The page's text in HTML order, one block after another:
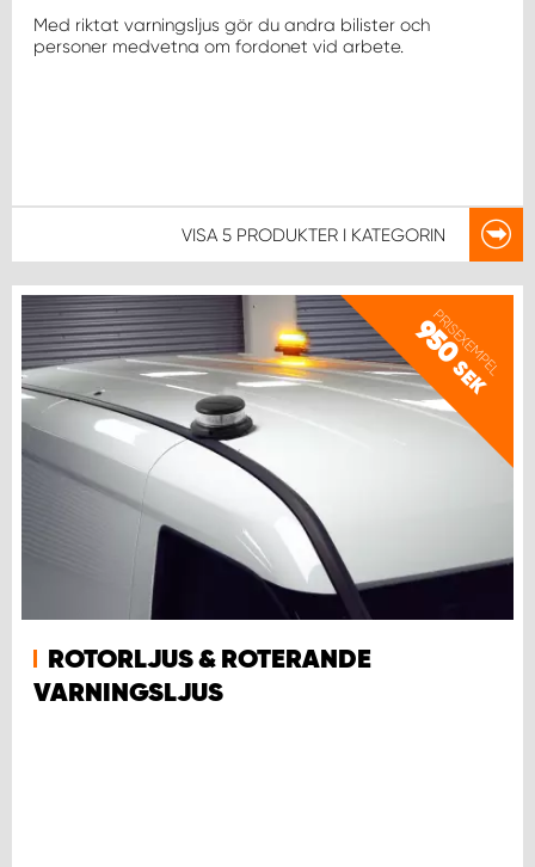
Med riktat varningsljus gör du andra bilister och
personer medvetna om fordonet vid arbete.
VISA 5 PRODUKTER I KATEGORIN
PRISEXEMPEL
950
SEK
ROTORLJUS & ROTERANDE
VARNINGSLJUS
WORK SYSTEM VÄSTERÅS